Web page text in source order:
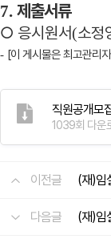
7. 제출서류
○ 응시원서(소정
- [이 게시물은 최고관리
직원공개모
1039회 다
이전글 (재)임
다음글 (재)임